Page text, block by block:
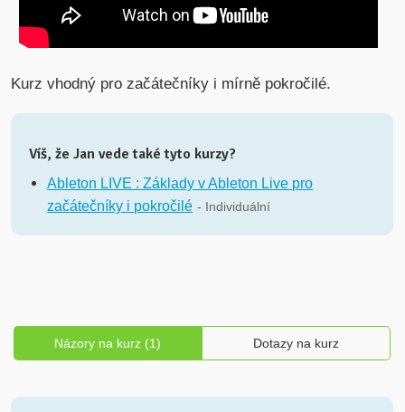
Kurz vhodný pro začátečníky i mírně pokročilé.
Víš, že Jan vede také tyto kurzy?
Ableton LIVE : Základy v Ableton Live pro
začátečníky i pokročilé - Individuální
Názory na kurz (1) Dotazy na kurz